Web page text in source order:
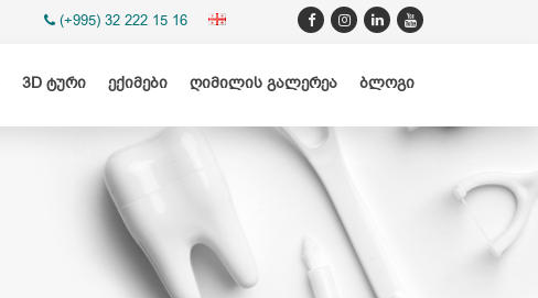
(+995) 32 222 15 16
3D ტური ექიმები ღიმილის გალერეა ბლოგი